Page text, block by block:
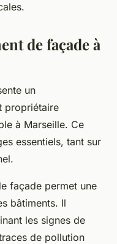
de façade à
un
propriétaire
à Marseille. Ce
essentiels, tant sur
façade permet une
bâtiments. Il
les signes de
de pollution